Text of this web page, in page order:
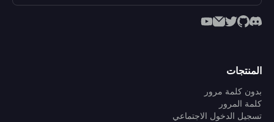
المنتجات
بدون كلمة مرور
كلمة المرور
تسجيل الدخول الاجتماعي